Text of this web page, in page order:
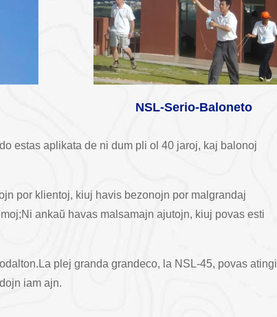
NSL-Serio-Baloneto
estas aplikata de ni dum pli ol 40 jaroj, kaj balonoj
por klientoj, kiuj havis bezonojn por malgrandaj
ankaŭ havas malsamajn ajutojn, kiuj povas esti
plej granda grandeco, la NSL-45, povas atingi
iam ajn.